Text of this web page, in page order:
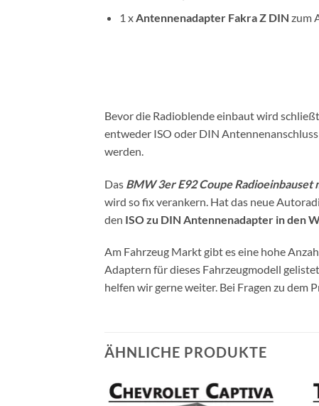
1 xAntennenadapter Fakra Z DIN zum
Bevor die Radioblende einbaut wird
entweder ISO oder DIN
werden.
Das BMW 3er E92 Coupe
wird so fix verankern. Hat das neue
den ISO zu DIN Antennenadapter in den
Am Fahrzeug Markt gibt es eine hohe
Adaptern für dieses Fahrzeugmodell
helfen wir gerne weiter. Bei Fragen zu dem
ÄHNLICHE PRODUKTE